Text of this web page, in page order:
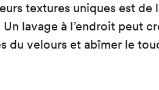
textures uniques est de
lavage à l’endroit peut
du velours et abîmer le